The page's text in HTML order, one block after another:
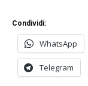
Condividi:
WhatsApp
Telegram